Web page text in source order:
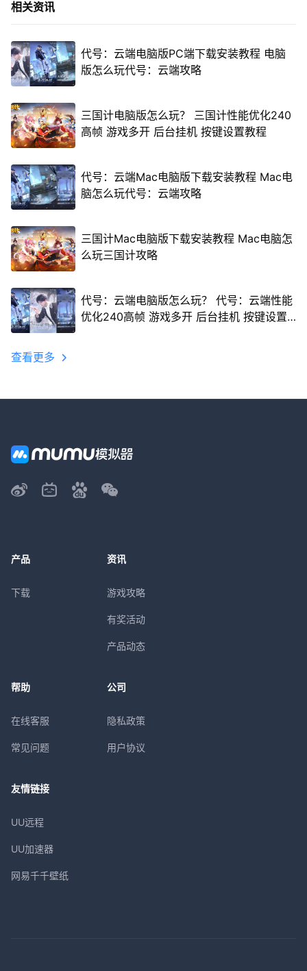
相关资讯
代号：云端电脑版PC端下载安装教程 电脑
版怎么玩代号：云端攻略
三国计电脑版怎么玩？ 三国计性能优化240
高帧 游戏多开 后台挂机 按键设置教程
代号：云端Mac电脑版下载安装教程 Mac电
脑怎么玩代号：云端攻略
三国计Mac电脑版下载安装教程 Mac电脑怎
么玩三国计攻略
代号：云端电脑版怎么玩？ 代号：云端性能
优化240高帧 游戏多开 后台挂机 按键设置
查看更多
产品
下载
资讯
游戏攻略
有奖活动
产品动态
帮助
在线客服
常见问题
公司
隐私政策
用户协议
友情链接
UU远程
UU加速器
网易千千壁纸